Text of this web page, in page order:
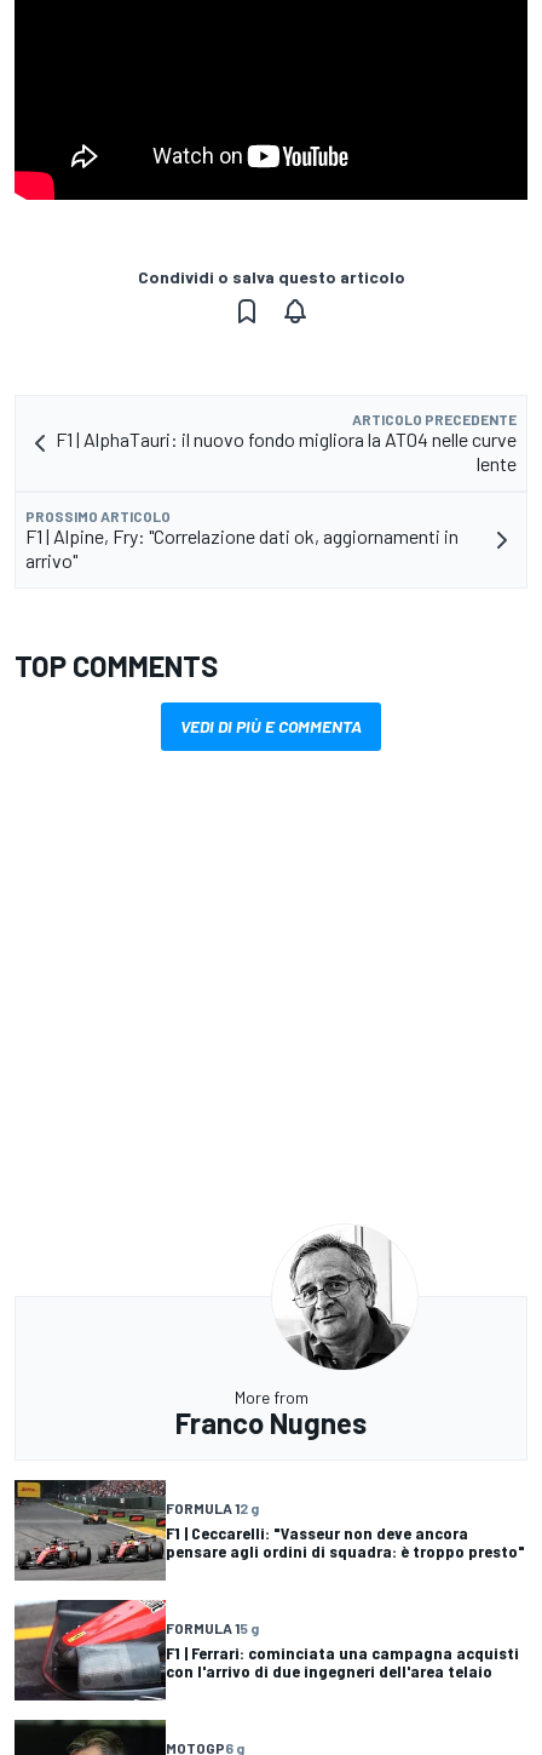
Condividi o salva questo articolo
ARTICOLO PRECEDENTE
F1 | AlphaTauri: il nuovo fondo migliora la AT04 nelle curve
lente
PROSSIMO ARTICOLO
F1 | Alpine, Fry: "Correlazione dati ok, aggiornamenti in
arrivo"
TOP COMMENTS
VEDI DI PIÙ E COMMENTA
More from
Franco Nugnes
FORMULA 12 g
F1 | Ceccarelli: "Vasseur non deve ancora
pensare agli ordini di squadra: è troppo presto"
FORMULA 15 g
F1 | Ferrari: cominciata una campagna acquisti
con l'arrivo di due ingegneri dell'area telaio
MOTOGP6 g